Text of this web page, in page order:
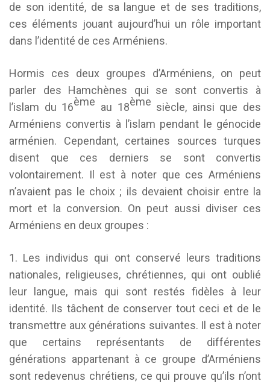
de son identité, de sa langue et de ses traditions,
ces éléments jouant aujourd’hui un rôle important
dans l’identité de ces Arméniens.
Hormis ces deux groupes d’Arméniens, on peut
parler des Hamchènes qui se sont convertis à
l’islam du 16ème au 18ème siècle, ainsi que des
Arméniens convertis à l’islam pendant le génocide
arménien. Cependant, certaines sources turques
disent que ces derniers se sont convertis
volontairement. Il est à noter que ces Arméniens
n’avaient pas le choix ; ils devaient choisir entre la
mort et la conversion. On peut aussi diviser ces
Arméniens en deux groupes :
1. Les individus qui ont conservé leurs traditions
nationales, religieuses, chrétiennes, qui ont oublié
leur langue, mais qui sont restés fidèles à leur
identité. Ils tâchent de conserver tout ceci et de le
transmettre aux générations suivantes. Il est à noter
que certains représentants de différentes
générations appartenant à ce groupe d’Arméniens
sont redevenus chrétiens, ce qui prouve qu’ils n’ont